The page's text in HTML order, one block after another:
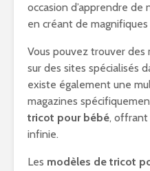
occasion d’apprendre
en créant de
Vous pouvez trouver
sur des sites spécialisés
existe également une
magazines
tricot pour bébé, offrant
infinie.
Les modèles de tricot